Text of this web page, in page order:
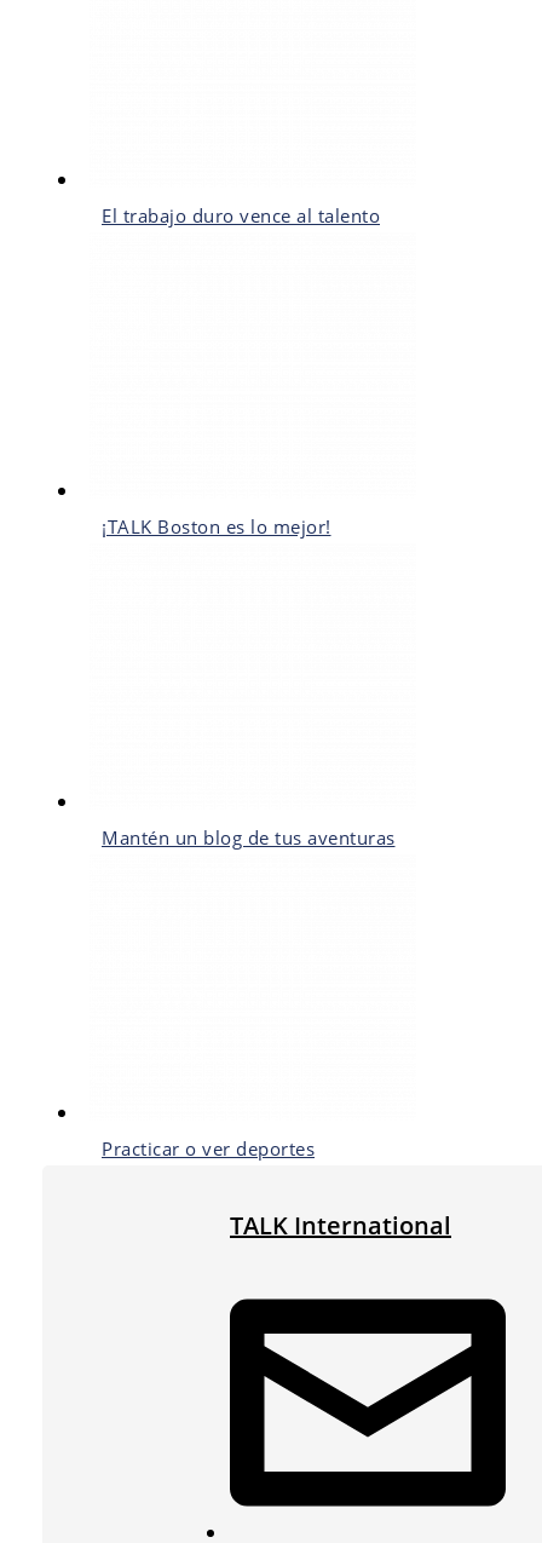
El trabajo duro vence al talento
¡TALK Boston es lo mejor!
Mantén un blog de tus aventuras
Practicar o ver deportes
TALK International